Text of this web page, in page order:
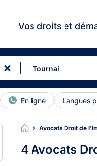
Vos droits et
En ligne Langues
Avocats Droit de
4 Avocats